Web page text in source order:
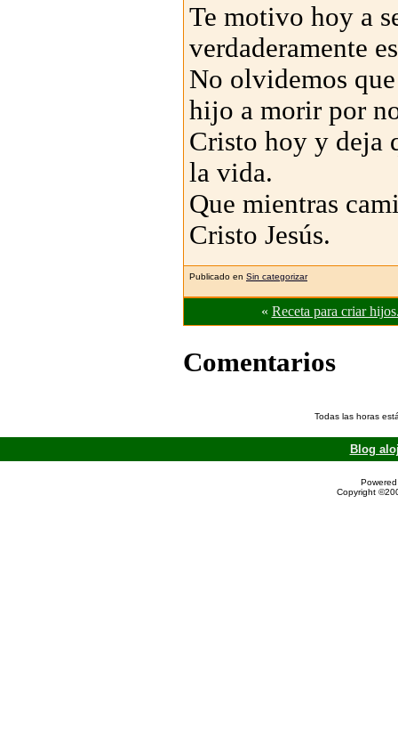
Te motivo hoy a
verdaderamente
No olvidemos
hijo a morir por
Cristo hoy y deja
la vida.
Que mientras
Cristo Jesús.
Publicado en Sin categorizar
« Receta para criar
Comentarios
Todas las horas
Blog
Copyright